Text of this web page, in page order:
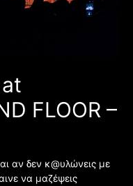
FLOOR –
αν δεν κ@υλώνεις με
να μαζέψεις